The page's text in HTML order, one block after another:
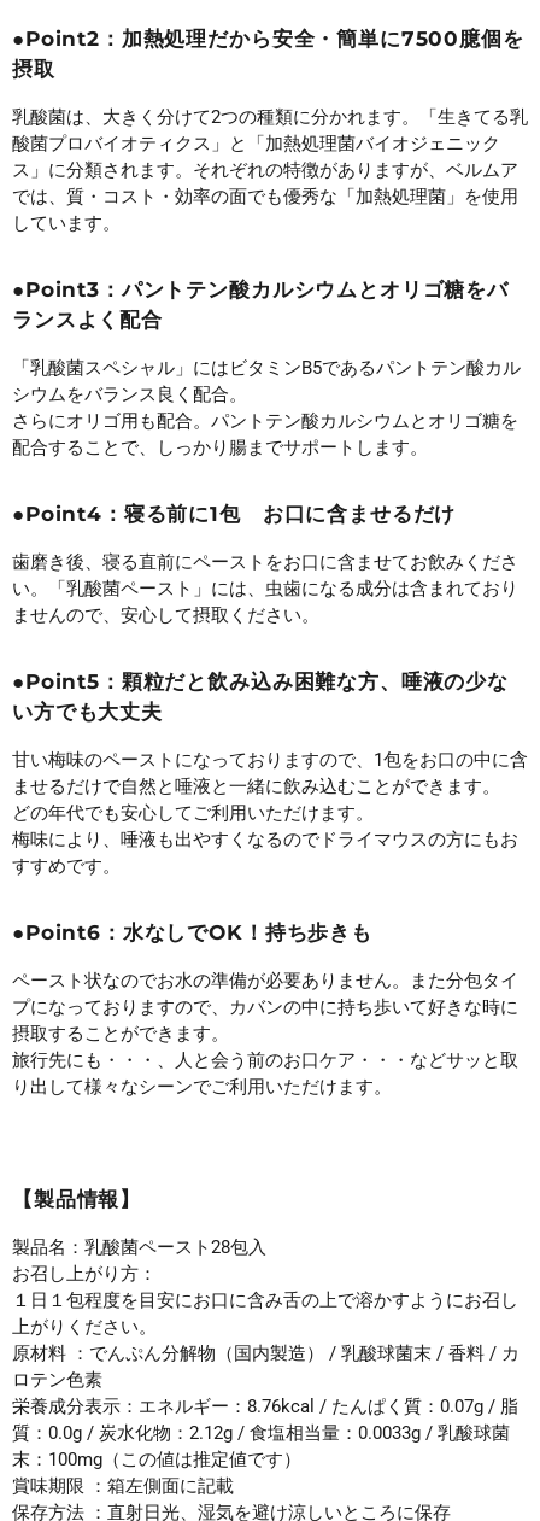
●Point2：加熱処理だから安全・簡単に7500臆個を
摂取
乳酸菌は、大きく分けて2つの種類に分かれます。「生きてる乳
酸菌プロバイオティクス」と「加熱処理菌バイオジェニック
ス」に分類されます。それぞれの特徴がありますが、ベルムア
では、質・コスト・効率の面でも優秀な「加熱処理菌」を使用
しています。
●Point3：パントテン酸カルシウムとオリゴ糖をバ
ランスよく配合
「乳酸菌スペシャル」にはビタミンB5であるパントテン酸カル
シウムをバランス良く配合。
さらにオリゴ用も配合。パントテン酸カルシウムとオリゴ糖を
配合することで、しっかり腸までサポートします。
●Point4：寝る前に1包 お口に含ませるだけ
歯磨き後、寝る直前にペーストをお口に含ませてお飲みくださ
い。「乳酸菌ペースト」には、虫歯になる成分は含まれており
ませんので、安心して摂取ください。
●Point5：顆粒だと飲み込み困難な方、唾液の少な
い方でも大丈夫
甘い梅味のペーストになっておりますので、1包をお口の中に含
ませるだけで自然と唾液と一緒に飲み込むことができます。
どの年代でも安心してご利用いただけます。
梅味により、唾液も出やすくなるのでドライマウスの方にもお
すすめです。
●Point6：水なしでOK！持ち歩きも
ペースト状なのでお水の準備が必要ありません。また分包タイ
プになっておりますので、カバンの中に持ち歩いて好きな時に
摂取することができます。
旅行先にも・・・、人と会う前のお口ケア・・・などサッと取
り出して様々なシーンでご利用いただけます。
【製品情報】
製品名：乳酸菌ペースト28包入
お召し上がり方：
１日１包程度を目安にお口に含み舌の上で溶かすようにお召し
上がりください。
原材料 ：でんぷん分解物（国内製造） / 乳酸球菌末 / 香料 / カ
ロテン色素
栄養成分表示：エネルギー：8.76kcal / たんぱく質：0.07g / 脂
質：0.0g / 炭水化物：2.12g / 食塩相当量：0.0033g / 乳酸球菌
末：100mg（この値は推定値です）
賞味期限 ：箱左側面に記載
保存方法 ：直射日光、湿気を避け涼しいところに保存